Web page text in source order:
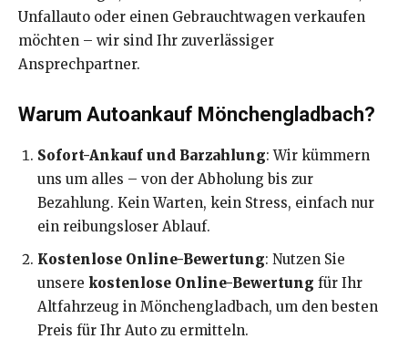
Unfallauto oder einen Gebrauchtwagen verkaufen
möchten – wir sind Ihr zuverlässiger
Ansprechpartner.
Warum Autoankauf Mönchengladbach?
Sofort-Ankauf und Barzahlung: Wir kümmern
uns um alles – von der Abholung bis zur
Bezahlung. Kein Warten, kein Stress, einfach nur
ein reibungsloser Ablauf.
Kostenlose Online-Bewertung: Nutzen Sie
unsere kostenlose Online-Bewertung für Ihr
Altfahrzeug in Mönchengladbach, um den besten
Preis für Ihr Auto zu ermitteln.